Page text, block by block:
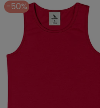
-50%